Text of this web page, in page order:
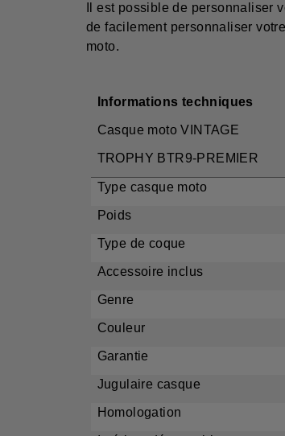
Il est possible de personnaliser
de facilement personnaliser
moto.
Informations techniques
Casque moto VINTAGE
TROPHY BTR9-PREMIER
Type
Type